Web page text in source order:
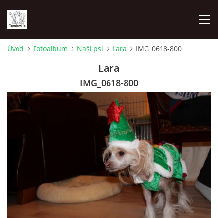
NAŠI ŠAMPIÓNI
FOTOALBUM
Úvod Fotoalbum Naši psi Lara IMG_0618-800
Lara
IMG_0618-800